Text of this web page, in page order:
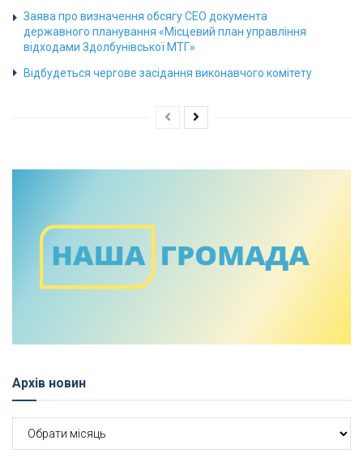
Заява про визначення обсягу СЕО документа
державного планування «Місцевий план управління
відходами Здолбунівської МТГ»
Відбудеться чергове засідання виконавчого комітету
Архів новин
новин